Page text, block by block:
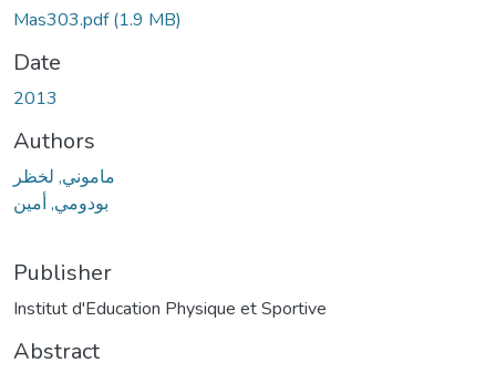
Mas303.pdf(1.9 MB)
Date
2013
Authors
ماموني, لخظر
بودومي, أمين
Publisher
Institut d'Education Physique et Sportive
Abstract